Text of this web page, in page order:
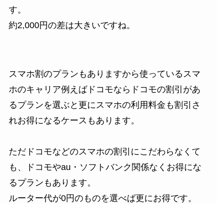
す。
約2,000円の差は大きいですね。
スマホ割のプランもありますから使っているスマ
ホのキャリア例えばドコモならドコモの割引があ
るプランを選ぶと更にスマホの利用料金も割引さ
れお得になるケースもあります。
ただドコモなどのスマホの割引にこだわらなくて
も、ドコモやau・ソフトバンク関係なくお得にな
るプランもあります。
ルーター代が0円のものを選べば更にお得です。